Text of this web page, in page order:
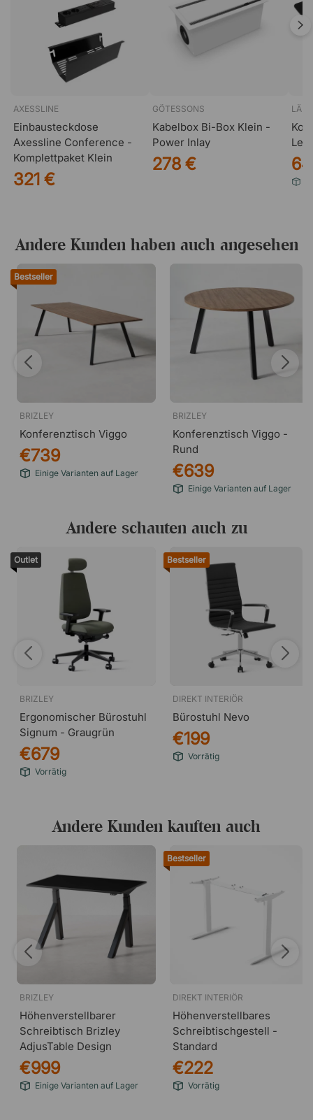
(Verbindungsbeschläge im Lieferumfang enthalten)
Die 90 cm hohe Tischvariante ist passend für
Barhocker mit einer Sitzhöhe von ca. 64 cm
AXESSLINE
Einbausteckdose
Axessline Conference -
Komplettpaket Klein
321 €
GÖTESSONS
Kabelbox Bi-Box Klein -
Power Inlay
278 €
Andere Kunden haben auch angesehen
Bestseller
BRIZLEY
Konferenztisch Viggo
€739
Einige Varianten auf Lager
BRIZLEY
Konferenztisch Viggo -
Rund
€639
Einige Varianten auf Lager
Andere schauten auch zu
Outlet
BRIZLEY
Ergonomischer Bürostuhl
Signum - Graugrün
€679
Vorrätig
Bestseller
DIREKT INTERIÖR
Bürostuhl Nevo
€199
Vorrätig
Andere Kunden kauften auch
BRIZLEY
Höhenverstellbarer
Schreibtisch Brizley
AdjusTable Design
€999
Einige Varianten auf Lager
Bestseller
DIREKT INTERIÖR
Höhenverstellbares
Schreibtischgestell -
Standard
€222
Vorrätig